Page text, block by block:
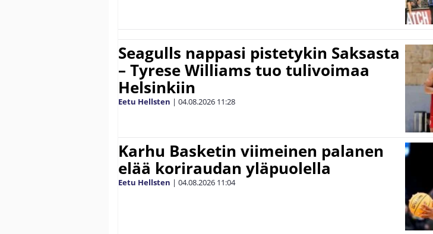
Seagulls nappasi pistetykin Saksasta
– Tyrese Williams tuo tulivoimaa
Helsinkiin
Eetu Hellsten | 04.08.2026 11:28
Karhu Basketin viimeinen palanen
elää koriraudan yläpuolella
Eetu Hellsten | 04.08.2026 11:04